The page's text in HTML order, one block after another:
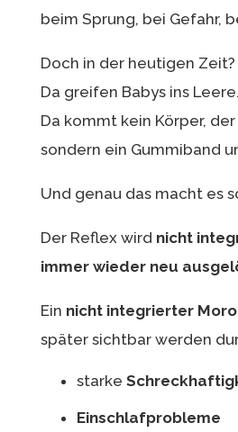
beim Sprung, bei Gefahr,
Doch in der heutigen Zeit?
Da greifen Babys ins Leere.
Da kommt kein Körper,
sondern ein Gummiband
Und genau das macht es
Der Reflex wird nicht
immer wieder neu
Ein nicht integrierter
später sichtbar werden
starke
Einschlafprobleme